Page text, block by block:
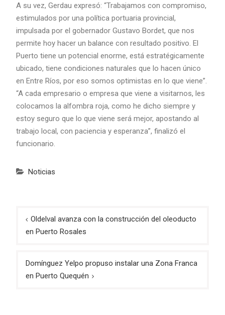
A su vez, Gerdau expresó: “Trabajamos con compromiso,
estimulados por una política portuaria provincial,
impulsada por el gobernador Gustavo Bordet, que nos
permite hoy hacer un balance con resultado positivo. El
Puerto tiene un potencial enorme, está estratégicamente
ubicado, tiene condiciones naturales que lo hacen único
en Entre Ríos, por eso somos optimistas en lo que viene”.
“A cada empresario o empresa que viene a visitarnos, les
colocamos la alfombra roja, como he dicho siempre y
estoy seguro que lo que viene será mejor, apostando al
trabajo local, con paciencia y esperanza”, finalizó el
funcionario.
Noticias
Navegación
de
Oldelval avanza con la construcción del oleoducto
en Puerto Rosales
Domínguez Yelpo propuso instalar una Zona Franca
en Puerto Quequén